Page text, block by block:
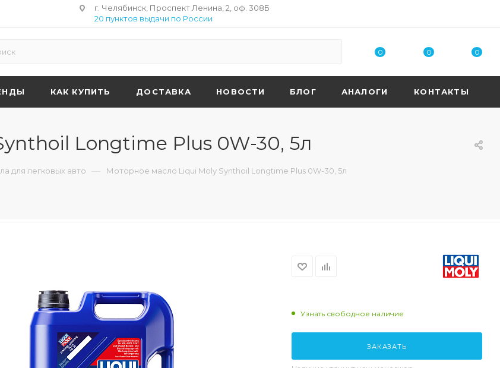
г. Челябинск, Проспект Ленина, 2, оф. 308Б
20 пунктов выдачи по России
0 0 0
КАК КУПИТЬ ДОСТАВКА НОВОСТИ БЛОГ АНАЛОГИ КОНТАКТЫ
Longtime Plus 0W-30, 5л
для легковых авто — Моторное масло Liqui Moly Synthoil Longtime Plus 0W-30, 5л
Узнать свободное наличие
ЗАКАЗАТЬ